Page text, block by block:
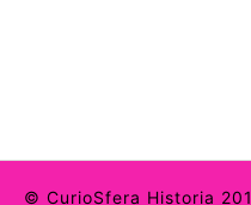
© CurioSfera Historia